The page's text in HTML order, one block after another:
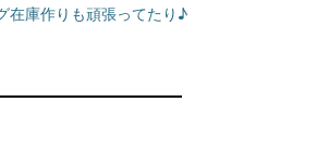
在庫作りも頑張ってたり♪